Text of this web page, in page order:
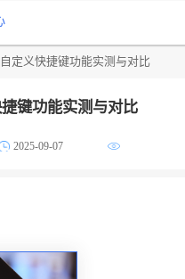
定义快捷键功能实测与对比
键功能实测与对比
2025-09-07